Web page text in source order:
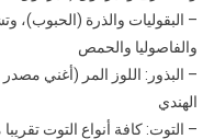
– البقوليات والذرة
والفاصوليا والحمص
الهندي
– التوت: كافة أنواع التوت